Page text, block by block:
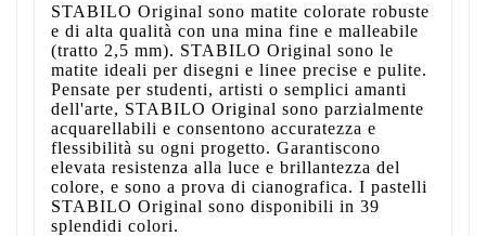
STABILO Original sono matite colorate robuste
e di alta qualità con una mina fine e malleabile
(tratto 2,5 mm). STABILO Original sono le
matite ideali per disegni e linee precise e pulite.
Pensate per studenti, artisti o semplici amanti
dell'arte, STABILO Original sono parzialmente
acquarellabili e consentono accuratezza e
flessibilità su ogni progetto. Garantiscono
elevata resistenza alla luce e brillantezza del
colore, e sono a prova di cianografica. I pastelli
STABILO Original sono disponibili in 39
splendidi colori.